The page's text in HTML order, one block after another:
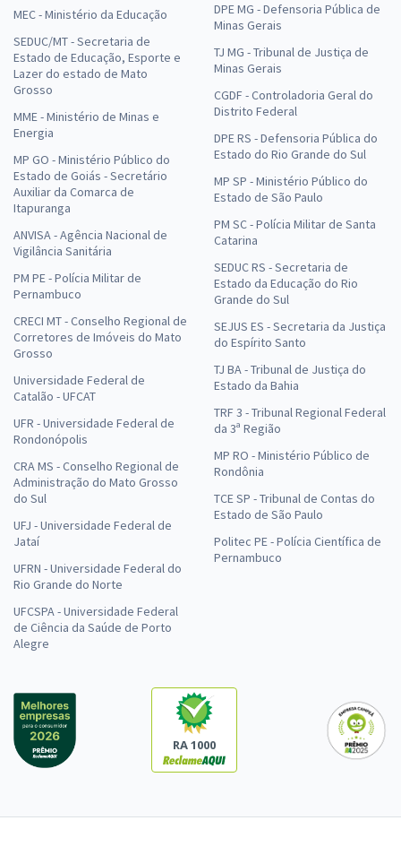
MEC - Ministério da Educação
SEDUC/MT - Secretaria de
Estado de Educação, Esporte e
Lazer do estado de Mato
Grosso
MME - Ministério de Minas e
Energia
MP GO - Ministério Público do
Estado de Goiás - Secretário
Auxiliar da Comarca de
Itapuranga
ANVISA - Agência Nacional de
Vigilância Sanitária
PM PE - Polícia Militar de
Pernambuco
CRECI MT - Conselho Regional de
Corretores de Imóveis do Mato
Grosso
Universidade Federal de
Catalão - UFCAT
UFR - Universidade Federal de
Rondonópolis
CRA MS - Conselho Regional de
Administração do Mato Grosso
do Sul
UFJ - Universidade Federal de
Jataí
UFRN - Universidade Federal do
Rio Grande do Norte
UFCSPA - Universidade Federal
de Ciência da Saúde de Porto
Alegre
DPE MG - Defensoria Pública de
Minas Gerais
TJ MG - Tribunal de Justiça de
Minas Gerais
CGDF - Controladoria Geral do
Distrito Federal
DPE RS - Defensoria Pública do
Estado do Rio Grande do Sul
MP SP - Ministério Público do
Estado de São Paulo
PM SC - Polícia Militar de Santa
Catarina
SEDUC RS - Secretaria de
Estado da Educação do Rio
Grande do Sul
SEJUS ES - Secretaria da Justiça
do Espírito Santo
TJ BA - Tribunal de Justiça do
Estado da Bahia
TRF 3 - Tribunal Regional Federal
da 3ª Região
MP RO - Ministério Público de
Rondônia
TCE SP - Tribunal de Contas do
Estado de São Paulo
Politec PE - Polícia Científica de
Pernambuco
RA 1000